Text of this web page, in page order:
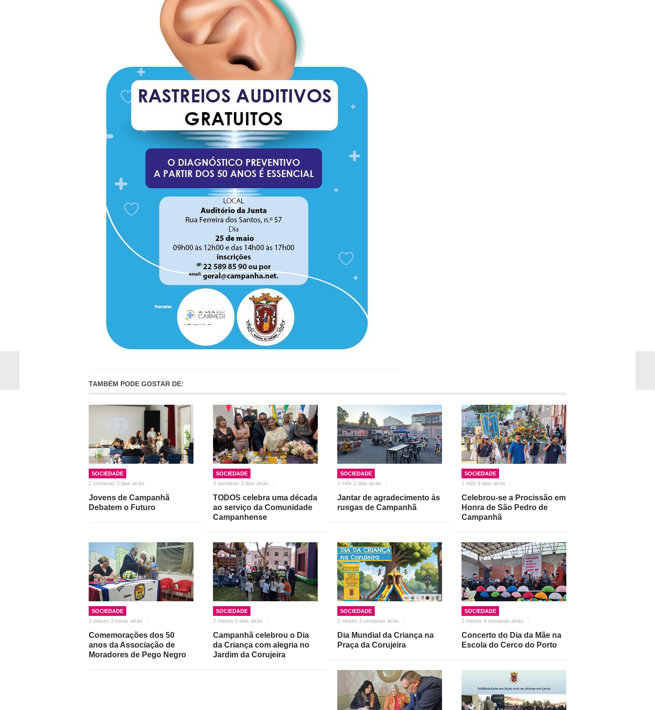
TAMBÉM PODE GOSTAR DE:
SOCIEDADE
2 semanas 3 dias atrás
Jovens de Campanhã
Debatem o Futuro
SOCIEDADE
3 semanas 3 dias atrás
TODOS celebra uma década
ao serviço da Comunidade
Campanhense
SOCIEDADE
1 mês 2 dias atrás
Jantar de agradecimento às
rusgas de Campanhã
SOCIEDADE
1 mês 6 dias atrás
Celebrou-se a Procissão em
Honra de São Pedro de
Campanhã
SOCIEDADE
2 meses 3 horas atrás
Comemorações dos 50
anos da Associação de
Moradores de Pego Negro
SOCIEDADE
2 meses 5 dias atrás
Campanhã celebrou o Dia
da Criança com alegria no
Jardim da Corujeira
SOCIEDADE
2 meses 2 semanas atrás
Dia Mundial da Criança na
Praça da Corujeira
SOCIEDADE
2 meses 4 semanas atrás
Concerto do Dia da Mãe na
Escola do Cerco do Porto